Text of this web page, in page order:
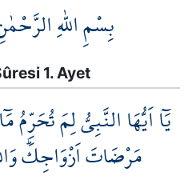
بِسْمِ اللّٰهِ
1. Ayet
يَٓا اَيُّهَا النَّبِيُّ لِمَ
مَرْضَاتَ اَزْوَاجِكَۜ